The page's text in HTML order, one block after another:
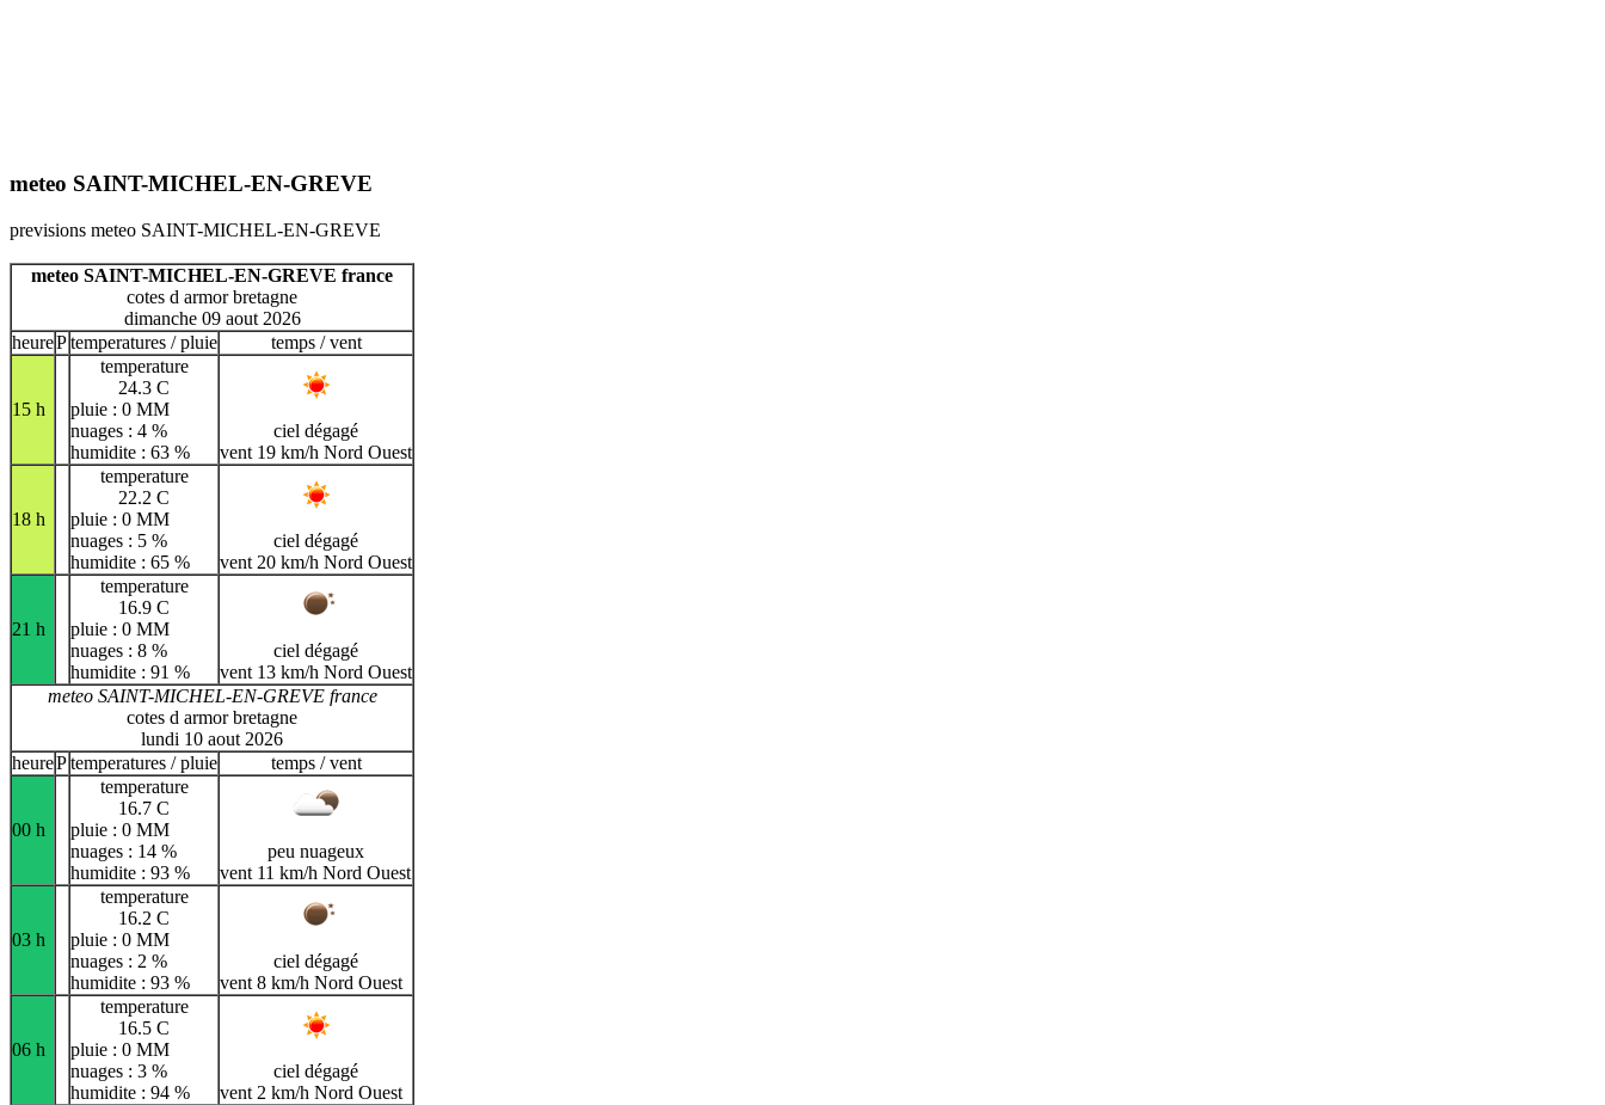
meteo SAINT-MICHEL-EN-GREVE
previsions meteo SAINT-MICHEL-EN-GREVE
meteo SAINT-MICHEL-EN-GREVE france
cotes d armor bretagne
dimanche 09 aout 2026
heurePtemperatures / pluie temps / vent
15 h
temperature
24.3 C
pluie : 0 MM
nuages : 4 %
humidite : 63 %
ciel dégagé
vent 19 km/h Nord Ouest
18 h
temperature
22.2 C
pluie : 0 MM
nuages : 5 %
humidite : 65 %
ciel dégagé
vent 20 km/h Nord Ouest
21 h
temperature
16.9 C
pluie : 0 MM
nuages : 8 %
humidite : 91 %
ciel dégagé
vent 13 km/h Nord Ouest
meteo SAINT-MICHEL-EN-GREVE france
cotes d armor bretagne
lundi 10 aout 2026
heurePtemperatures / pluie temps / vent
00 h
temperature
16.7 C
pluie : 0 MM
nuages : 14 %
humidite : 93 %
peu nuageux
vent 11 km/h Nord Ouest
03 h
temperature
16.2 C
pluie : 0 MM
nuages : 2 %
humidite : 93 %
ciel dégagé
vent 8 km/h Nord Ouest
06 h
temperature
16.5 C
pluie : 0 MM
nuages : 3 %
humidite : 94 %
ciel dégagé
vent 2 km/h Nord Ouest